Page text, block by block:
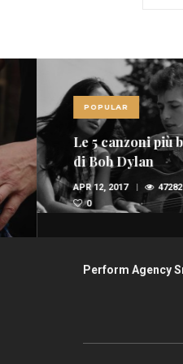
POPULAR
Le 5 canzoni più belle
di Bob Dylan
APR 12, 2017
47282
0
Perform Agency